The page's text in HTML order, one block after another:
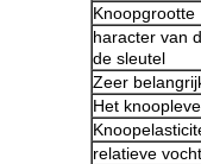
Knoopgrootte
haracter van
de sleutel
Zeer
Het
relatieve